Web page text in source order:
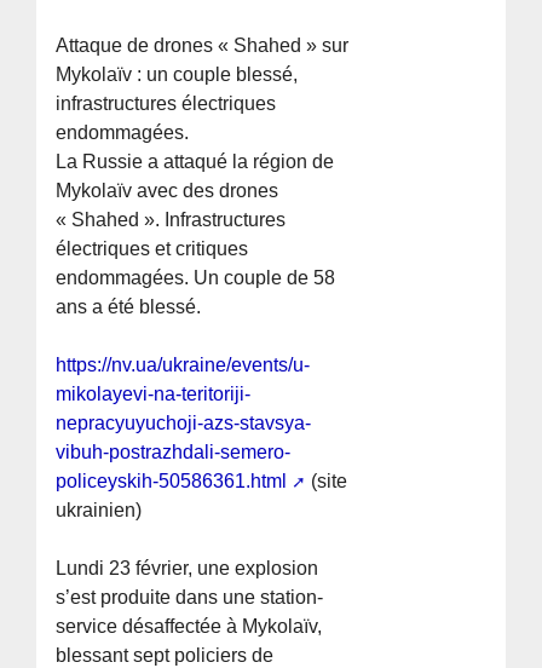
Attaque de drones « Shahed » sur
Mykolaïv : un couple blessé,
infrastructures électriques
endommagées.
La Russie a attaqué la région de
Mykolaïv avec des drones
« Shahed ». Infrastructures
électriques et critiques
endommagées. Un couple de 58
ans a été blessé.
https://nv.ua/ukraine/events/u-
mikolayevi-na-teritoriji-
nepracyuyuchoji-azs-stavsya-
vibuh-postrazhdali-semero-
policeyskih-50586361.html
(site
ukrainien)
Lundi 23 février, une explosion
s’est produite dans une station-
service désaffectée à Mykolaïv,
blessant sept policiers de